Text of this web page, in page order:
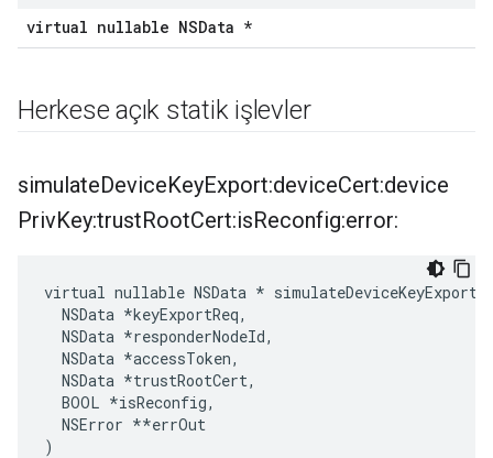
virtual nullable NSData *
Herkese açık statik işlevler
simulateDeviceKeyExport:deviceCert:device
PrivKey:trustRootCert:isReconfig:error:
virtual nullable NSData *
  NSData *keyExportReq,
  NSData *responderNodeId,
  NSData *accessToken,
  NSData *trustRootCert,
  BOOL
*isReconfig,
  NSError *
*errOut
)